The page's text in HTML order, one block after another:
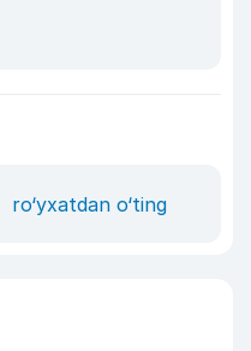
ro‘yxatdan o‘ting